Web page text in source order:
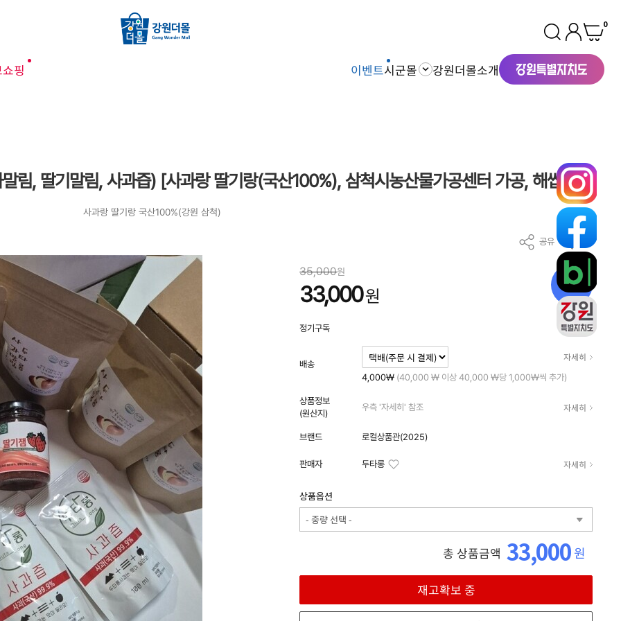
0
핑 이벤트시군몰 강원더몰소개
림, 딸기말림, 사과즙) [사과랑 딸기랑(국산100%), 삼척시농산물가공센터 가공, 해썹]
사과랑 딸기랑 국산100%(강원 삼척)
공유
6%
35,000원
33,000원
정기구독
배송
자세히
4,000₩ (40,000 ₩ 이상 40,000 ₩당 1,000₩씩 추가)
상품정보
(원산지)
우측 '자세히' 참조 자세히
브랜드 로컬상품관(2025)
판매자 두타롱 자세히
상품옵션
- 중량 선택 -
총 상품금액 33,000원
재고확보 중